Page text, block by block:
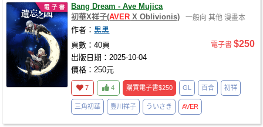
Bang Dream - Ave Mujica
初華X祥子(AVER X Oblivionis) 一般向 其他 漫畫本
作者：黑黑
頁數：40頁
出版日期：2025-10-04
價格：250元
電子書 $250
7 4 購買電子書$250 GL 百合 初祥
三角初華 豐川祥子 ういさき AVER